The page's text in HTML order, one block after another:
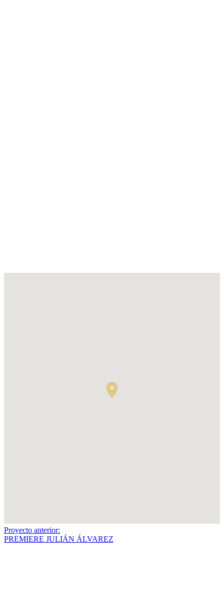
Proyecto anterior:
PREMIERE JULIÁN ÁLVAREZ